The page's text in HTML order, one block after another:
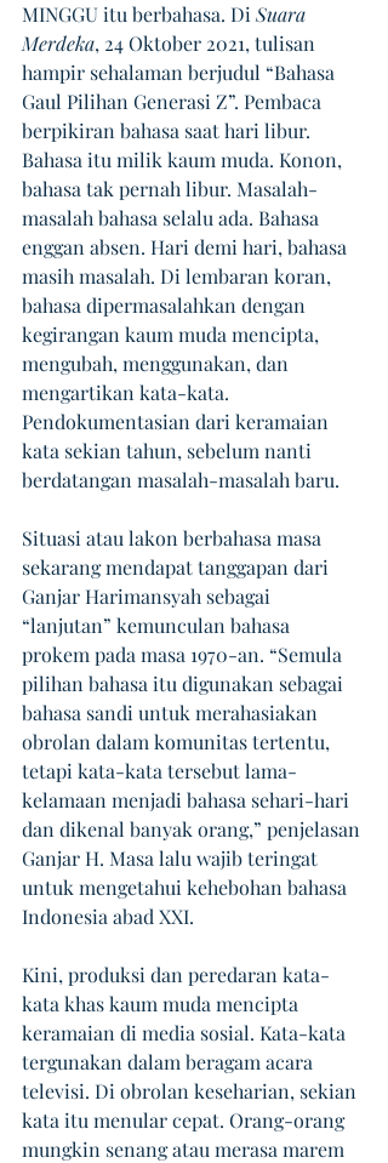
MINGGU itu berbahasa. Di Suara
Merdeka, 24 Oktober 2021, tulisan
hampir sehalaman berjudul “Bahasa
Gaul Pilihan Generasi Z”. Pembaca
berpikiran bahasa saat hari libur.
Bahasa itu milik kaum muda. Konon,
bahasa tak pernah libur. Masalah-
masalah bahasa selalu ada. Bahasa
enggan absen. Hari demi hari, bahasa
masih masalah. Di lembaran koran,
bahasa dipermasalahkan dengan
kegirangan kaum muda mencipta,
mengubah, menggunakan, dan
mengartikan kata-kata.
Pendokumentasian dari keramaian
kata sekian tahun, sebelum nanti
berdatangan masalah-masalah baru.
Situasi atau lakon berbahasa masa
sekarang mendapat tanggapan dari
Ganjar Harimansyah sebagai
“lanjutan” kemunculan bahasa
prokem pada masa 1970-an. “Semula
pilihan bahasa itu digunakan sebagai
bahasa sandi untuk merahasiakan
obrolan dalam komunitas tertentu,
tetapi kata-kata tersebut lama-
kelamaan menjadi bahasa sehari-hari
dan dikenal banyak orang,” penjelasan
Ganjar H. Masa lalu wajib teringat
untuk mengetahui kehebohan bahasa
Indonesia abad XXI.
Kini, produksi dan peredaran kata-
kata khas kaum muda mencipta
keramaian di media sosial. Kata-kata
tergunakan dalam beragam acara
televisi. Di obrolan keseharian, sekian
kata itu menular cepat. Orang-orang
mungkin senang atau merasa marem